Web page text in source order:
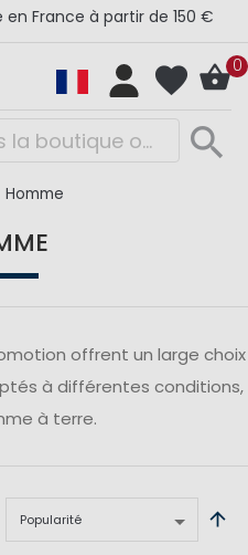
en France à partir de 150 €
0
Homme
offrent un large choix
à différentes conditions,
à terre.